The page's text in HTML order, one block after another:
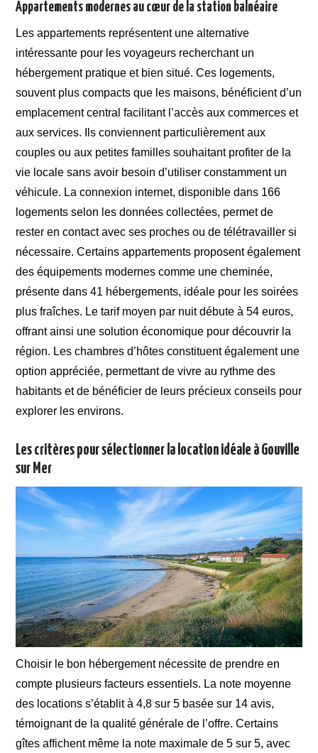
Appartements modernes au cœur de la station balnéaire
Les appartements représentent une alternative
intéressante pour les voyageurs recherchant un
hébergement pratique et bien situé. Ces logements,
souvent plus compacts que les maisons, bénéficient d’un
emplacement central facilitant l’accès aux commerces et
aux services. Ils conviennent particulièrement aux
couples ou aux petites familles souhaitant profiter de la
vie locale sans avoir besoin d’utiliser constamment un
véhicule. La connexion internet, disponible dans 166
logements selon les données collectées, permet de
rester en contact avec ses proches ou de télétravailler si
nécessaire. Certains appartements proposent également
des équipements modernes comme une cheminée,
présente dans 41 hébergements, idéale pour les soirées
plus fraîches. Le tarif moyen par nuit débute à 54 euros,
offrant ainsi une solution économique pour découvrir la
région. Les chambres d’hôtes constituent également une
option appréciée, permettant de vivre au rythme des
habitants et de bénéficier de leurs précieux conseils pour
explorer les environs.
Les critères pour sélectionner la location idéale à Gouville
sur Mer
Choisir le bon hébergement nécessite de prendre en
compte plusieurs facteurs essentiels. La note moyenne
des locations s’établit à 4,8 sur 5 basée sur 14 avis,
témoignant de la qualité générale de l’offre. Certains
gîtes affichent même la note maximale de 5 sur 5, avec